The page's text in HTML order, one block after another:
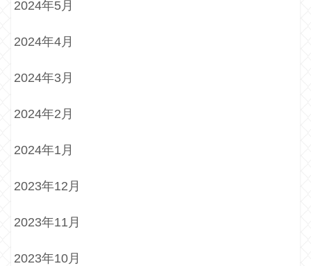
2024年5月
2024年4月
2024年3月
2024年2月
2024年1月
2023年12月
2023年11月
2023年10月